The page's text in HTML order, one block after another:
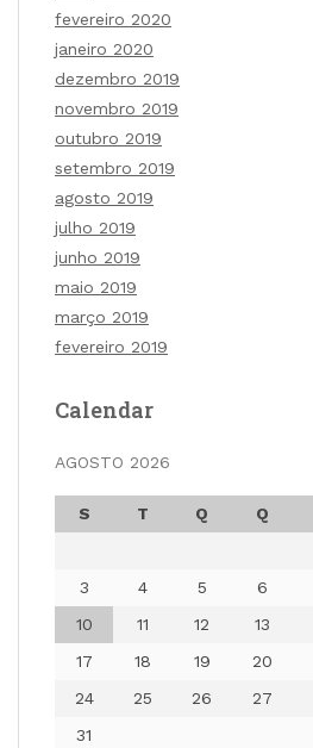
fevereiro 2020
janeiro 2020
dezembro 2019
novembro 2019
outubro 2019
setembro 2019
agosto 2019
julho 2019
junho 2019
maio 2019
março 2019
fevereiro 2019
Calendar
AGOSTO 2026
S T Q Q
3
4 5 6
10
11 12 13
17
18 19 20
24
25 26 27
31